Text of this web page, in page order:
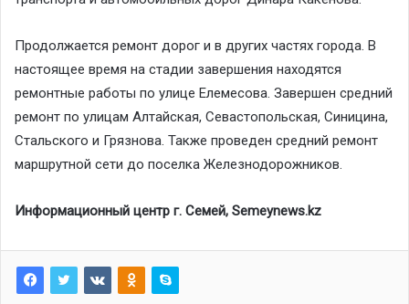
Продолжается ремонт дорог и в других частях города. В
настоящее время на стадии завершения находятся
ремонтные работы по улице Елемесова. Завершен средний
ремонт по улицам Алтайская, Севастопольская, Синицина,
Стальского и Грязнова. Также проведен средний ремонт
маршрутной сети до поселка Железнодорожников.
Информационный центр г. Семей, Semeynews.kz